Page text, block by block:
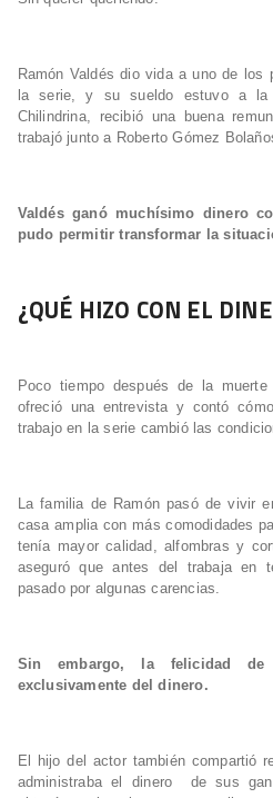
Ramón Valdés dio vida a uno de los
la serie, y su sueldo estuvo a
Chilindrina, recibió una buena
trabajó junto a Roberto Gómez
Valdés ganó muchísimo dinero
pudo permitir transformar la
¿QUÉ HIZO CON EL
Poco tiempo después de la
ofreció una entrevista y contó
trabajo en la serie cambió las
La familia de Ramón pasó de vivir
casa amplia con más comodidades
tenía mayor calidad, alfombras y
aseguró que antes del trabaja en
pasado por algunas carencias.
Sin embargo, la felicidad
exclusivamente del dinero.
El hijo del actor también compartió
administraba el dinero de sus